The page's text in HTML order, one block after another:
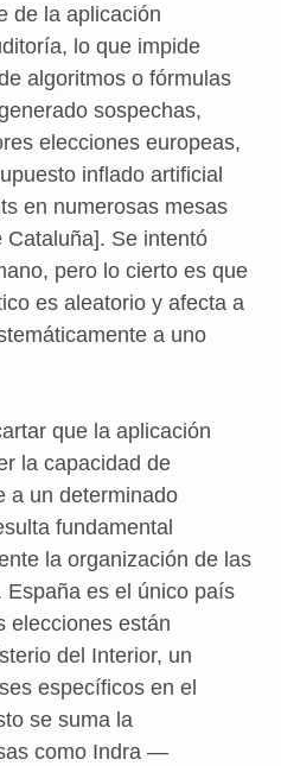
de la aplicación
lo que impide
algoritmos o fórmulas
sospechas,
elecciones europeas,
inflado artificial
en numerosas mesas
Se intentó
pero lo cierto es que
es aleatorio y afecta a
a uno
que la aplicación
la capacidad de
a un determinado
fundamental
la organización de las
es el único país
elecciones están
del Interior, un
específicos en el
se suma la
como Indra —